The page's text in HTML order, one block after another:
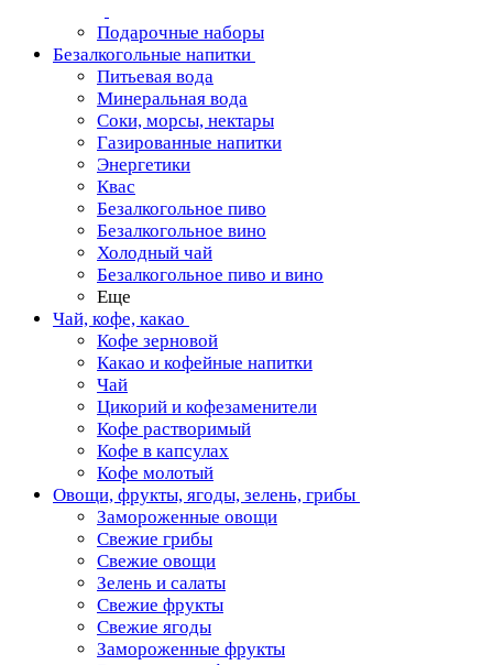
Подарочные наборы
Безалкогольные напитки
Питьевая вода
Минеральная вода
Соки, морсы, нектары
Газированные напитки
Энергетики
Квас
Безалкогольное пиво
Безалкогольное вино
Холодный чай
Безалкогольное пиво и вино
Еще
Чай, кофе, какао
Кофе зерновой
Какао и кофейные напитки
Чай
Цикорий и кофезаменители
Кофе растворимый
Кофе в капсулах
Кофе молотый
Овощи, фрукты, ягоды, зелень, грибы
Замороженные овощи
Свежие грибы
Свежие овощи
Зелень и салаты
Свежие фрукты
Свежие ягоды
Замороженные фрукты